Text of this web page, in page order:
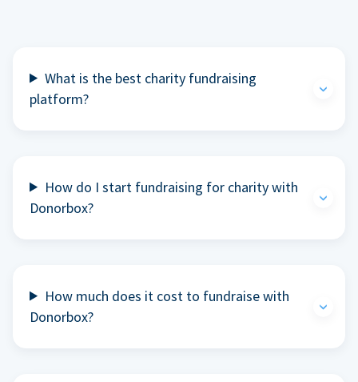
What is the best charity fundraising
platform?
How do I start fundraising for charity with
Donorbox?
How much does it cost to fundraise with
Donorbox?